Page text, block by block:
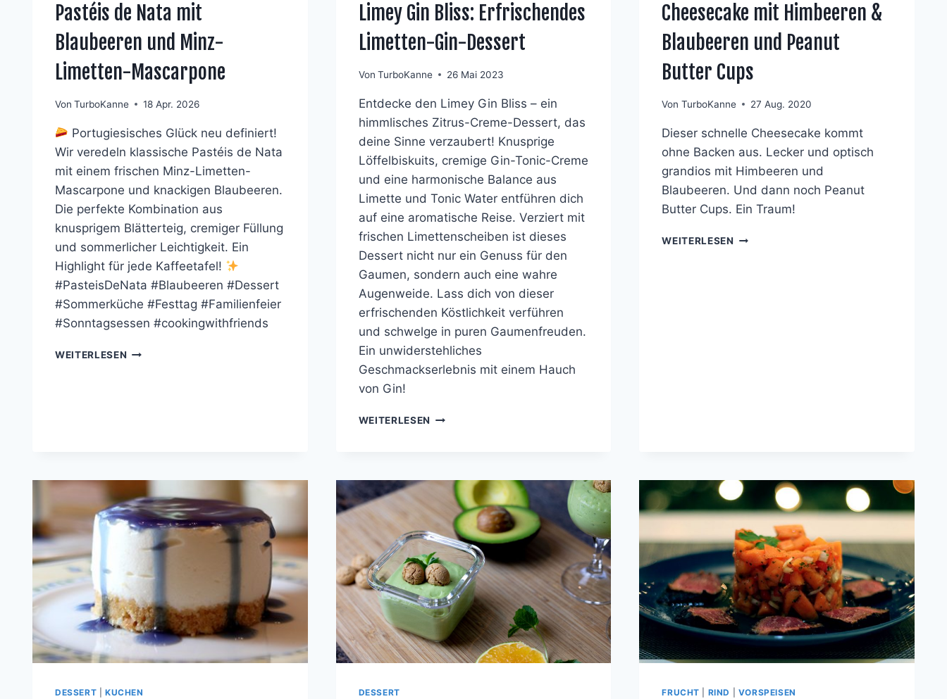
Pastéis de Nata mit
Blaubeeren und Minz-
Limetten-Mascarpone
Von TurboKanne 18 Apr. 2026
Portugiesisches Glück neu definiert!
Wir veredeln klassische Pastéis de Nata
mit einem frischen Minz-Limetten-
Mascarpone und knackigen Blaubeeren.
Die perfekte Kombination aus
knusprigem Blätterteig, cremiger Füllung
und sommerlicher Leichtigkeit. Ein
Highlight für jede Kaffeetafel!
#PasteisDeNata #Blaubeeren #Dessert
#Sommerküche #Festtag #Familienfeier
#Sonntagsessen #cookingwithfriends
WEITERLESEN PASTÉIS
Limey Gin Bliss: Erfrischendes
Limetten-Gin-Dessert
Von TurboKanne 26 Mai 2023
Entdecke den Limey Gin Bliss – ein
himmlisches Zitrus-Creme-Dessert, das
deine Sinne verzaubert! Knusprige
Löffelbiskuits, cremige Gin-Tonic-Creme
und eine harmonische Balance aus
Limette und Tonic Water entführen dich
auf eine aromatische Reise. Verziert mit
frischen Limettenscheiben ist dieses
Dessert nicht nur ein Genuss für den
Gaumen, sondern auch eine wahre
Augenweide. Lass dich von dieser
erfrischenden Köstlichkeit verführen
und schwelge in puren Gaumenfreuden.
Ein unwiderstehliches
Geschmackserlebnis mit einem Hauch
von Gin!
WEITERLESEN LIMEY
DESSERT
Cheesecake mit Himbeeren &
Blaubeeren und Peanut
Butter Cups
Von TurboKanne 27 Aug. 2020
Dieser schnelle Cheesecake kommt
ohne Backen aus. Lecker und optisch
grandios mit Himbeeren und
Blaubeeren. Und dann noch Peanut
Butter Cups. Ein Traum!
WEITERLESEN CHEESECAKE
DESSERT KUCHEN DESSERT FRUCHT RIND VORSPEISEN